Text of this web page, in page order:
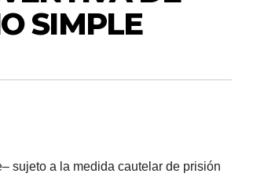
SIMPLE
sujeto a la medida cautelar de prisión